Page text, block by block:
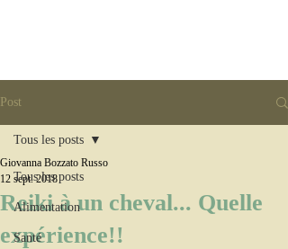
Post
Tous les posts
Alimentation
Santé
Tous les posts
Reiki à un cheval... Quelle
expérience!!
Giovanna Bozzato Russo
12 sept. 2018